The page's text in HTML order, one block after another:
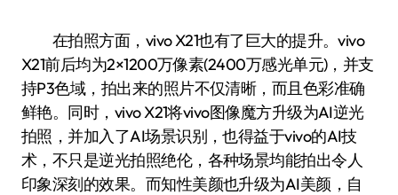
在拍照方面，vivo X21也有了巨大的提升。vivo
X21前后均为2×1200万像素(2400万感光单元)，并支
持P3色域，拍出来的照片不仅清晰，而且色彩准确
鲜艳。同时，vivo X21将vivo图像魔方升级为AI逆光
拍照，并加入了AI场景识别，也得益于vivo的AI技
术，不只是逆光拍照绝伦，各种场景均能拍出令人
印象深刻的效果。而知性美颜也升级为AI美颜，自